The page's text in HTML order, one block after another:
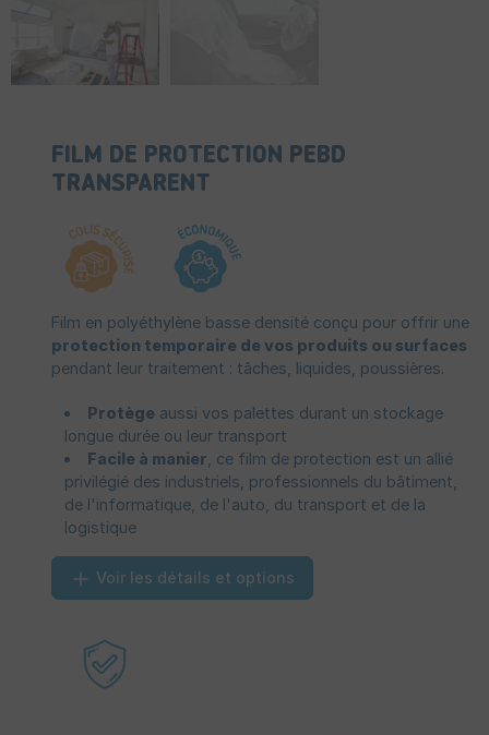
FILM DE PROTECTION PEBD
TRANSPARENT
Film en polyéthylène basse densité conçu pour offrir une
protection temporaire de vos produits ou surfaces
pendant leur traitement : tâches, liquides, poussières.
Protège aussi vos palettes durant un stockage
longue durée ou leur transport
Facile à manier , ce film de protection est un allié
privilégié des industriels, professionnels du bâtiment,
de l'informatique, de l'auto, du transport et de la
logistique
Voir les détails et options